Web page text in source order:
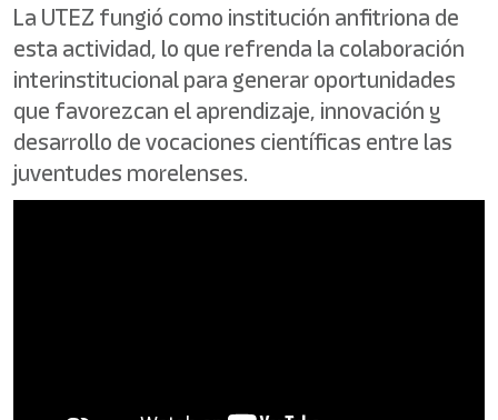
La UTEZ fungió como institución anfitriona de
esta actividad, lo que refrenda la colaboración
interinstitucional para generar oportunidades
que favorezcan el aprendizaje, innovación y
desarrollo de vocaciones científicas entre las
juventudes morelenses.